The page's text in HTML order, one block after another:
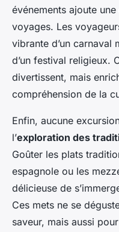
événements ajoute
voyages. Les
vibrante d’un carnaval
d’un festival religieux.
divertissent, mais
compréhension de la
Enfin, aucune
l’exploration des
Goûter les plats
espagnole ou les
délicieuse de
Ces mets ne se
saveur, mais aussi